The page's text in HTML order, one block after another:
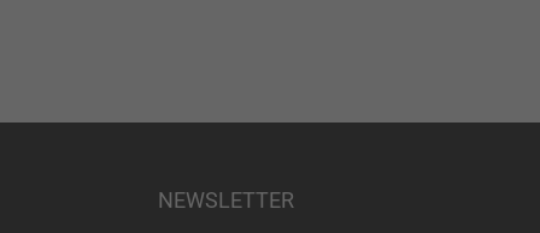
NEWSLETTER